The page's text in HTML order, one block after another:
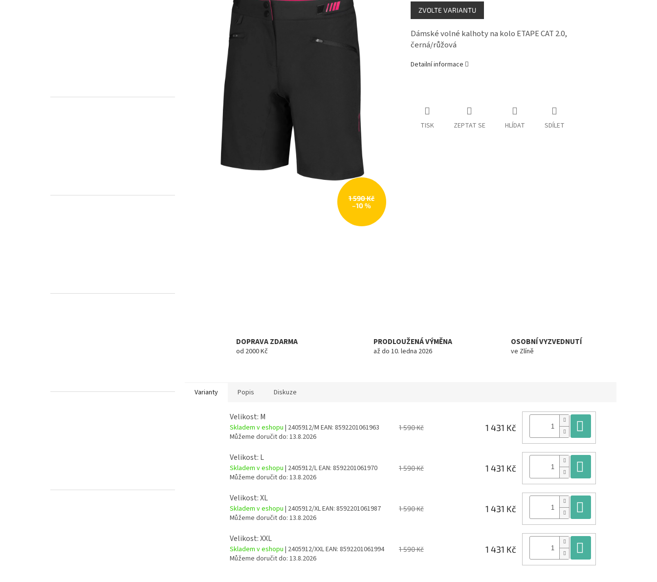
1 590 Kč
–10 %
cena:
ZVOLTE VARIANTU
Dámské volné kalhoty na kolo ETAPE CAT 2.0,
černá/růžová
Detailní informace
TISK ZEPTAT SE HLÍDAT SDÍLET
DOPRAVA ZDARMA
od 2000 Kč
PRODLOUŽENÁ VÝMĚNA
až do 10. ledna 2026
OSOBNÍ VYZVEDNUTÍ
ve Zlíně
Varianty Popis Diskuze
Velikost: M
Skladem v eshopu | 2405912/M EAN: 8592201061963
Můžeme doručit do: 13.8.2026
1 590 Kč 1 431 Kč
Velikost: L
Skladem v eshopu | 2405912/LEAN: 8592201061970
Můžeme doručit do: 13.8.2026
1 590 Kč 1 431 Kč
Velikost: XL
Skladem v eshopu | 2405912/XLEAN: 8592201061987
Můžeme doručit do: 13.8.2026
1 590 Kč 1 431 Kč
Velikost: XXL
Skladem v eshopu | 2405912/XXLEAN: 8592201061994
Můžeme doručit do: 13.8.2026
1 590 Kč 1 431 Kč